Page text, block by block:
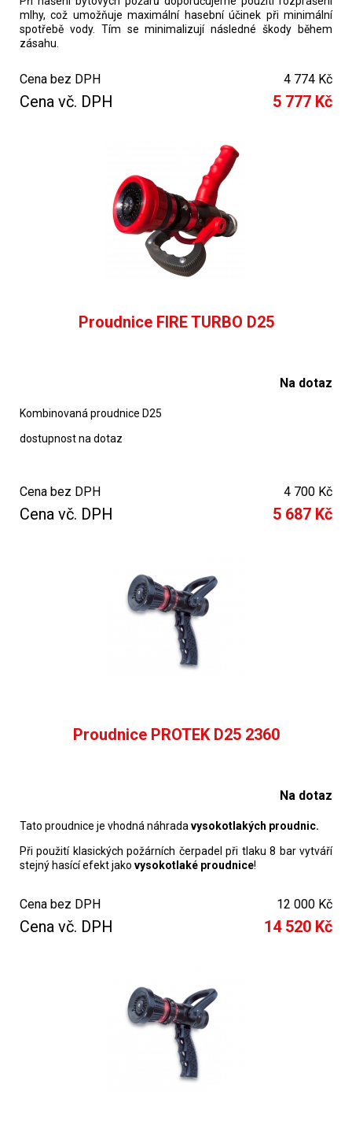
mlhy, což umožňuje maximální hasební účinek při minimální
spotřebě vody. Tím se minimalizují následné škody během
zásahu.
Cena bez DPH 4 774 Kč
Cena vč. DPH 5 777 Kč
Proudnice FIRE TURBO D25
Na dotaz
Kombinovaná proudnice D25
dostupnost na dotaz
Cena bez DPH 4 700 Kč
Cena vč. DPH 5 687 Kč
Proudnice PROTEK D25 2360
Na dotaz
Tato proudnice je vhodná náhrada vysokotlakých proudnic.
Při použití klasických požárních čerpadel při tlaku 8 bar vytváří
stejný hasící efekt jako vysokotlaké proudnice!
Cena bez DPH 12 000 Kč
Cena vč. DPH 14 520 Kč